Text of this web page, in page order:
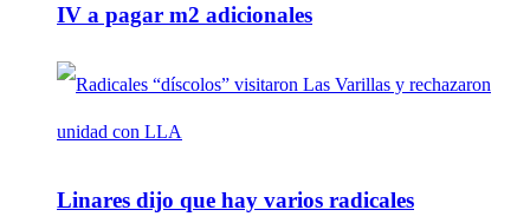
IV a pagar m2 adicionales
Linares dijo que hay varios radicales